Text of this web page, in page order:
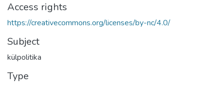
Access rights
https://creativecommons.org/licenses/by-nc/4.0/
Subject
külpolitika
Type